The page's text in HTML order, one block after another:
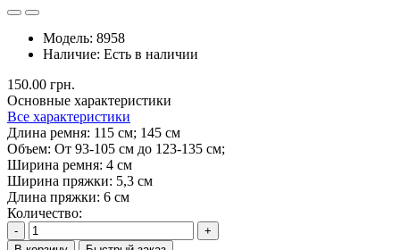
Модель: 8958
Наличие: Есть в наличии
150.00 грн.
Основные характеристики
Все характеристики
Длина ремня: 115 см; 145 см
Объем: От 93-105 см до 123-135 см;
Ширина ремня: 4 см
Ширина пряжки: 5,3 см
Длина пряжки: 6 см
Количество:
-
+